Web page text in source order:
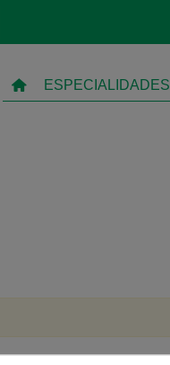
ESPECIALIDADES